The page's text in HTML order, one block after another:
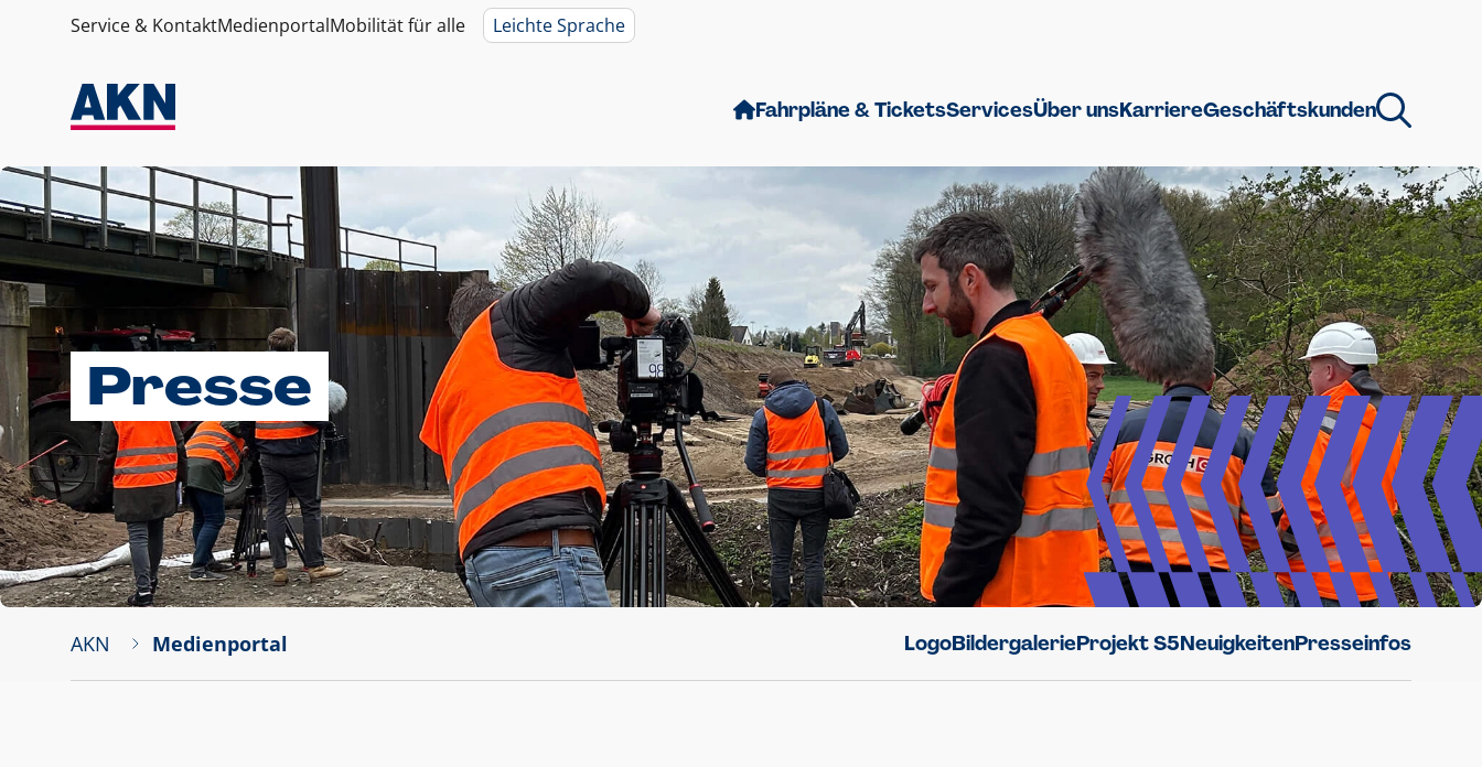
Service & KontaktMedienportalMobilität für alle Leichte Sprache
Fahrpläne & TicketsServicesÜber unsKarriereGeschäftskunden
Presse
AKN Medienportal LogoBildergalerieProjekt S5NeuigkeitenPresseinfos